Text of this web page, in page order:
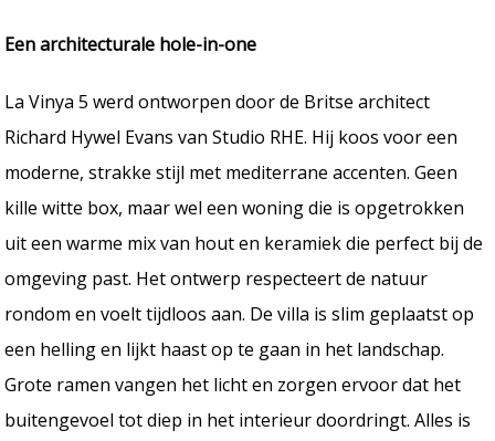
Een architecturale hole-in-one
La Vinya 5 werd ontworpen door de Britse architect
Richard Hywel Evans van Studio RHE. Hij koos voor een
moderne, strakke stijl met mediterrane accenten. Geen
kille witte box, maar wel een woning die is opgetrokken
uit een warme mix van hout en keramiek die perfect bij de
omgeving past. Het ontwerp respecteert de natuur
rondom en voelt tijdloos aan. De villa is slim geplaatst op
een helling en lijkt haast op te gaan in het landschap.
Grote ramen vangen het licht en zorgen ervoor dat het
buitengevoel tot diep in het interieur doordringt. Alles is